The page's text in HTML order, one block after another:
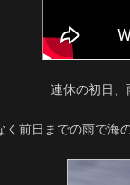
連休の初日、
く前日までの雨で海